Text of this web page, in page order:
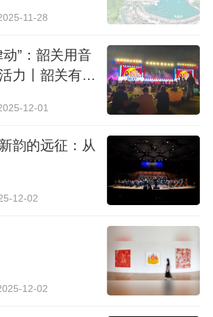
辉，维多利亚港风情万种，
。我，全国运动会，有了新
一段新的不凡之旅。
详情>>
主场，你我都是自己的英雄｜
11-28
”：韶关用音
力丨韶关有话
12-01
韵的远征：从
12-02
12-02